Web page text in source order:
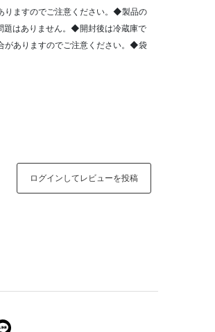
りますのでご注意ください。◆製品の
題はありません。◆開封後は冷蔵庫で
がありますのでご注意ください。◆袋
ログインしてレビューを投稿